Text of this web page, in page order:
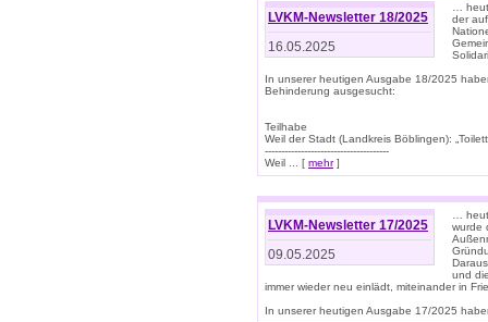
LVKM-Newsletter 18/2025
16.05.2025
…
der
In unserer heutigen Ausgabe 18/2025
Behinderung ausgesucht:
Teilhabe
Weil der Stadt (Landkreis Böblingen):
--------------------------------------
Weil ... [ mehr]
LVKM-Newsletter 17/2025
09.05.2025
…
wurde
und
immer wieder neu einlädt, miteinander in
In unserer heutigen Ausgabe 17/2025